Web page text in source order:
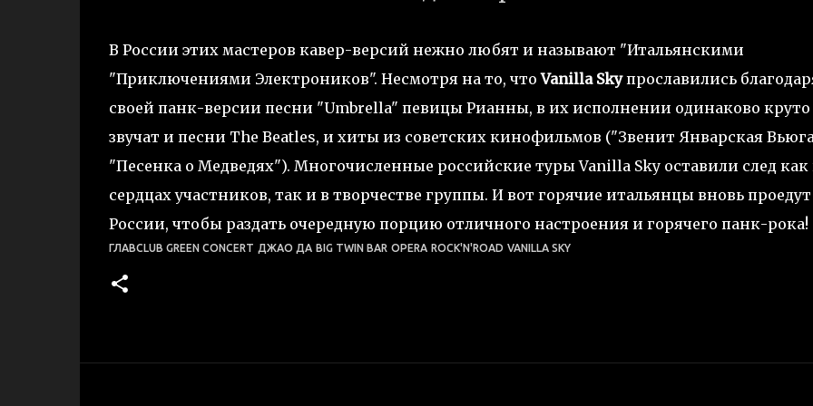
В России этих мастеров кавер-версий нежно любят и называют "Итальянскими
"Приключениями Электроников". Несмотря на то, чтоVanilla Skyпрославились
своей панк-версии песни "Umbrella" певицы Рианны, в их исполнении одинаково круто
звучат и песни The Beatles, и хиты из советских кинофильмов ("Звенит Январская
"Песенка о Медведях"). Многочисленные российские туры Vanilla Sky оставили след как
сердцах участников, так и в творчестве группы. И вот горячие итальянцы вновь
России, чтобы раздать очередную порцию отличного настроения и горячего панк-рока!
ГЛАВCLUB GREEN CONCERT ДЖАО ДА BIG TWIN BAR OPERA ROCK'N'ROAD VANILLA SKY